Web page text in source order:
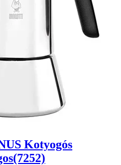
Kotyogós